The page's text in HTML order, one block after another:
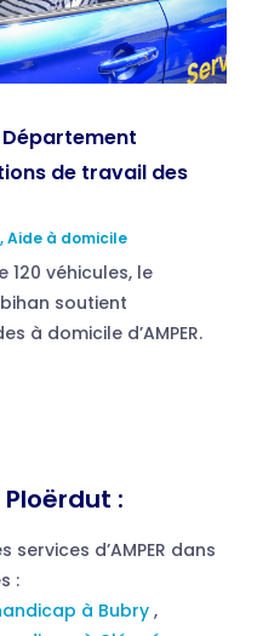
de travail des
,Aide à domicile
120 véhicules, le
soutient
à domicile d’AMPER.
Ploërdut :
d’AMPER dans
:
à Bubry ,